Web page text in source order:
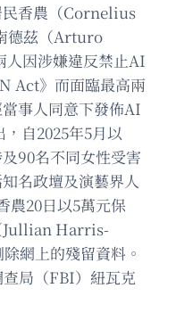
民香農（Cornelius
德茲（Arturo
因涉嫌違反禁止AI
Act》而面臨最高兩
事人同意下發佈AI
自2025年5月以
90名不同女性受害
名政壇及演藝界人
農20日以5萬元保
Jullian Harris-
網上的殘留資料。
局（FBI）紐瓦克